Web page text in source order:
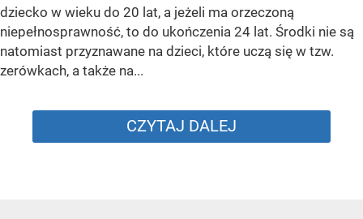
dziecko w wieku do 20 lat, a jeżeli ma orzeczoną
niepełnosprawność, to do ukończenia 24 lat. Środki nie są
natomiast przyznawane na dzieci, które uczą się w tzw.
zerówkach, a także na...
CZYTAJ DALEJ